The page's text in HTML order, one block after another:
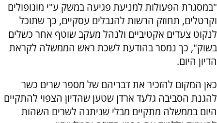
"במסגרת הפעולות למניעת פגיעה במשק ע"י מונופולים
וקרטלים, תחוזק הרשות להגבלים עסקיים, כך שתוכל
לנקוט צעדים אקטיביים ולנהל מעקב שוטף אחר כשלים
בשוק", כך נמסר בהודעת לשכת ראש הממשלה לקראת
הדיון היום.
כאן המקום להזכיר את דבריהם של מספר שרים כשר
להגנת הסביבה גלעד ארדן שטען שהדיון הצפוי להתקיים
היום בממשלה מתקיים מבלי שניתנה לשרים השהות